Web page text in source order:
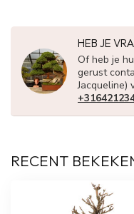
HEB JE
Of heb je
gerust
Jacqueline)
RECENT